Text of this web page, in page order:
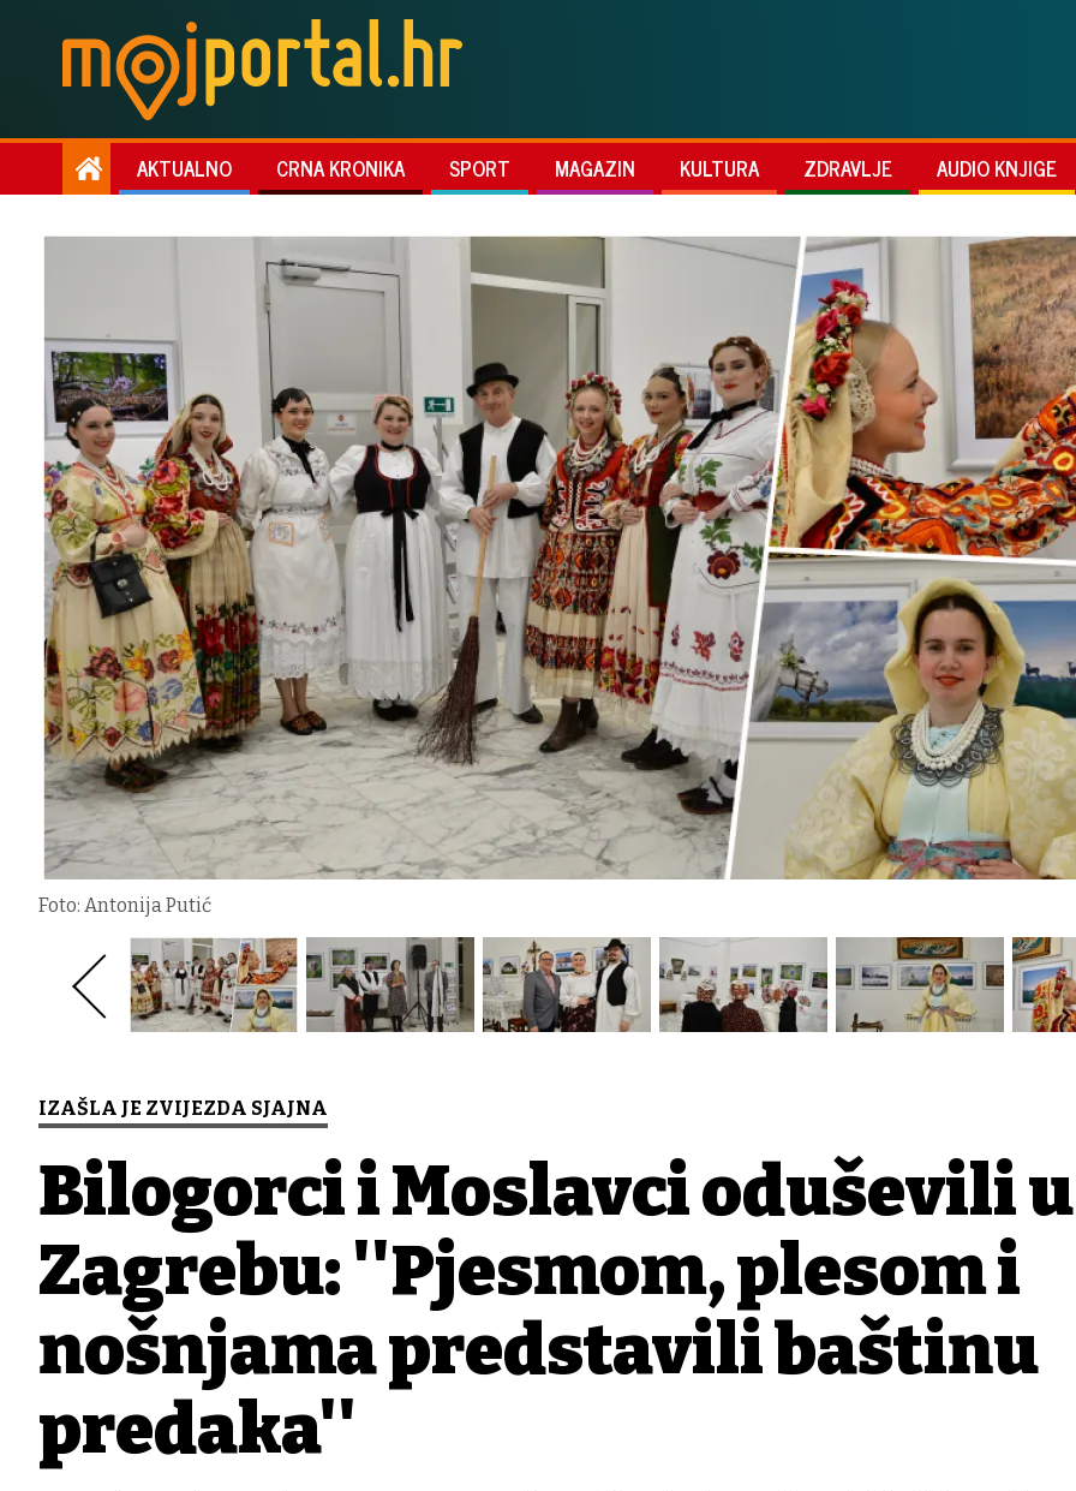
AKTUALNO CRNA KRONIKA SPORT MAGAZIN KULTURA ZDRAVLJE AUDIO KNJIGE
Foto: Antonija Putić
IZAŠLA JE ZVIJEZDA SJAJNA
Bilogorci i Moslavci oduševili u
Zagrebu: ''Pjesmom, plesom i
nošnjama predstavili baštinu
predaka''